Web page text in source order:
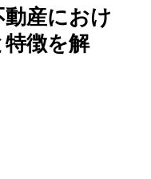
産におけ
徴を解